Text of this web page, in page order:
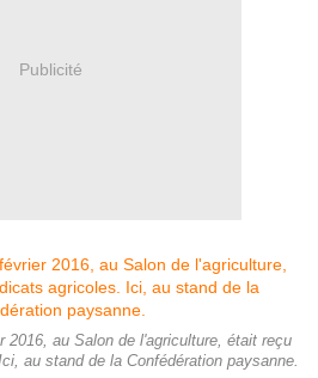
Publicité
2016, au Salon de l'agriculture, était reçu
au stand de la Confédération paysanne.